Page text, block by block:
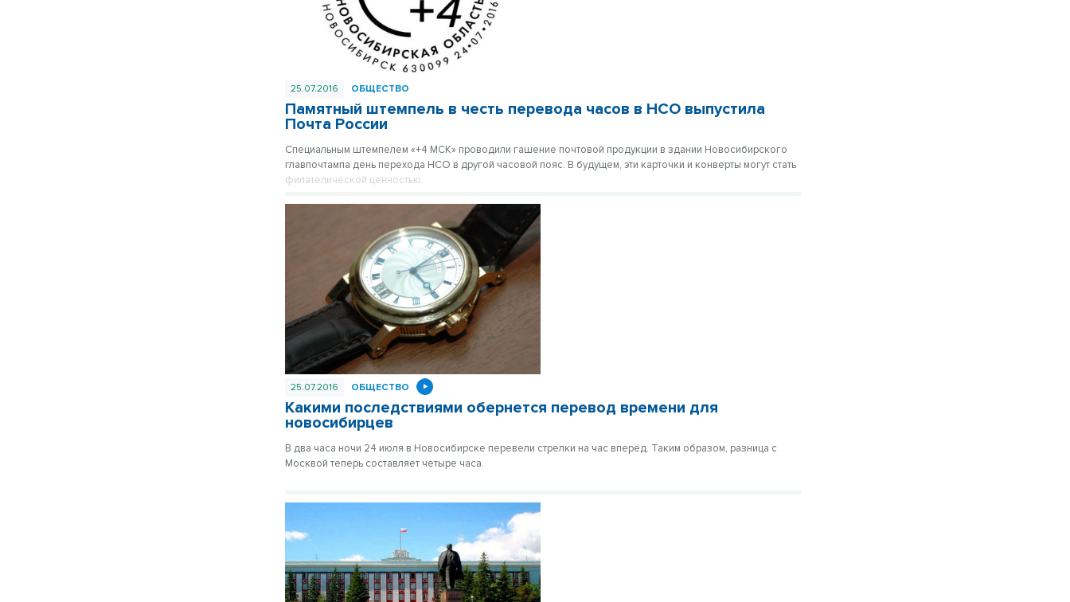
25.07.2016 ОБЩЕСТВО
Памятный штемпель в честь перевода часов в НСО выпустила
Почта России
Специальным штемпелем «+4 МСК» проводили гашение почтовой продукции в здании Новосибирского
главпочтампа день перехода НСО в другой часовой пояс. В будущем, эти карточки и конверты могут стать
филателической ценностью.
25.07.2016 ОБЩЕСТВО
Какими последствиями обернется перевод времени для
новосибирцев
В два часа ночи 24 июля в Новосибирске перевели стрелки на час вперёд. Таким образом, разница с
Москвой теперь составляет четыре часа.